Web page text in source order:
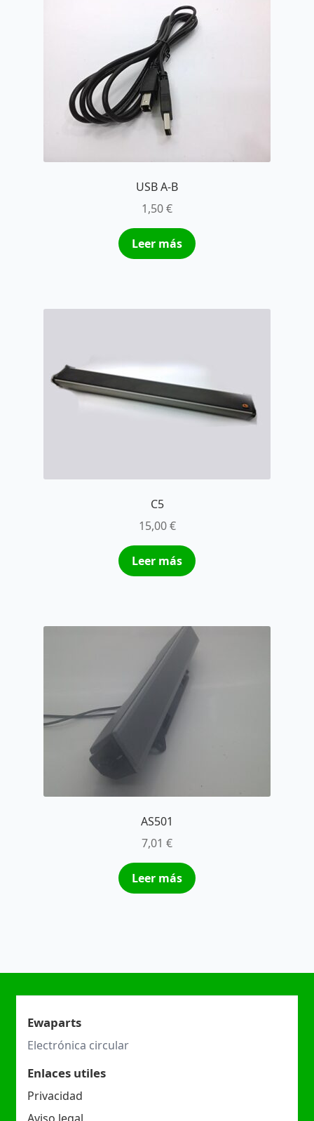
USB A-B
1,50€
Leer más
C5
15,00€
Leer más
AS501
7,01 €
Leer más
Ewaparts
Electrónica circular
Enlaces utiles
Privacidad